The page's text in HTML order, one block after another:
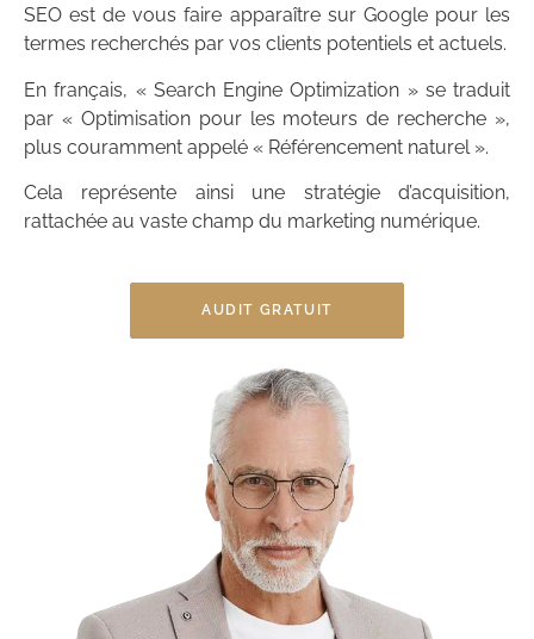
SEO est de vous faire apparaître sur Google pour les
termes recherchés par vos clients potentiels et actuels.
En français, « Search Engine Optimization » se traduit
par « Optimisation pour les moteurs de recherche »,
plus couramment appelé « Référencement naturel ».
Cela représente ainsi une stratégie d’acquisition,
rattachée au vaste champ du marketing numérique.
AUDIT GRATUIT